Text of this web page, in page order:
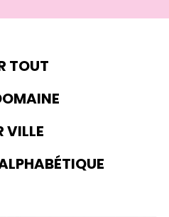
TOUT
VILLE